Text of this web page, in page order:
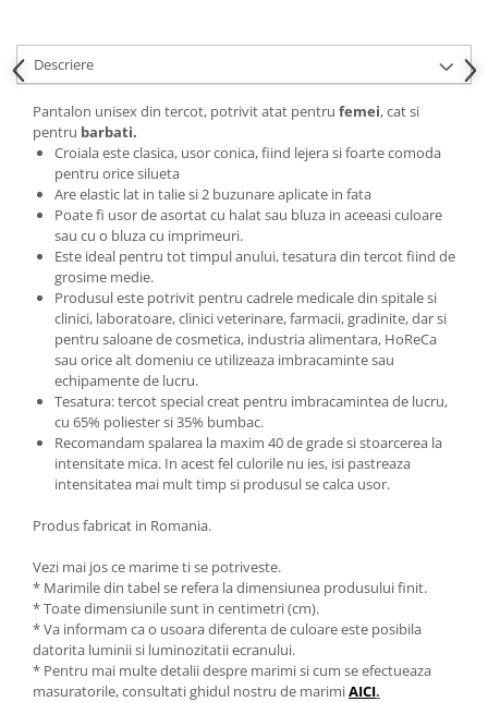
Descriere
Pantalon unisex din tercot, potrivit atat pentru femei, cat si
pentru barbati.
Croiala este clasica, usor conica, fiind lejera si foarte comoda
pentru orice silueta
Are elastic lat in talie si 2 buzunare aplicate in fata
Poate fi usor de asortat cu halat sau bluza in aceeasi culoare
sau cu o bluza cu imprimeuri.
Este ideal pentru tot timpul anului, tesatura din tercot fiind de
grosime medie.
Produsul este potrivit pentru cadrele medicale din spitale si
clinici, laboratoare, clinici veterinare, farmacii, gradinite, dar si
pentru saloane de cosmetica, industria alimentara, HoReCa
sau orice alt domeniu ce utilizeaza imbracaminte sau
echipamente de lucru.
Tesatura: tercot special creat pentru imbracamintea de lucru,
cu 65% poliester si 35% bumbac.
Recomandam spalarea la maxim 40 de grade si stoarcerea la
intensitate mica. In acest fel culorile nu ies, isi pastreaza
intensitatea mai mult timp si produsul se calca usor.
Produs fabricat in Romania.
Vezi mai jos ce marime ti se potriveste.
* Marimile din tabel se refera la dimensiunea produsului finit.
* Toate dimensiunile sunt in centimetri (cm).
* Va informam ca o usoara diferenta de culoare este posibila
datorita luminii si luminozitatii ecranului.
* Pentru mai multe detalii despre marimi si cum se efectueaza
masuratorile, consultati ghidul nostru de marimiAICI.